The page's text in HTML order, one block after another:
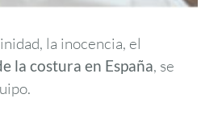
la inocencia, el
la costura en España, se